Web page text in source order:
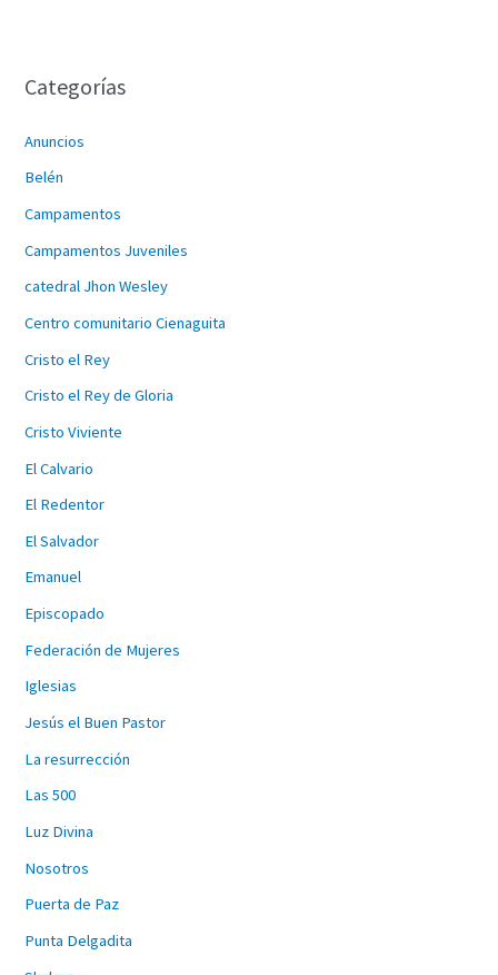
Categorías
Anuncios
Belén
Campamentos
Campamentos Juveniles
catedral Jhon Wesley
Centro comunitario Cienaguita
Cristo el Rey
Cristo el Rey de Gloria
Cristo Viviente
El Calvario
El Redentor
El Salvador
Emanuel
Episcopado
Federación de Mujeres
Iglesias
Jesús el Buen Pastor
La resurrección
Las 500
Luz Divina
Nosotros
Puerta de Paz
Punta Delgadita